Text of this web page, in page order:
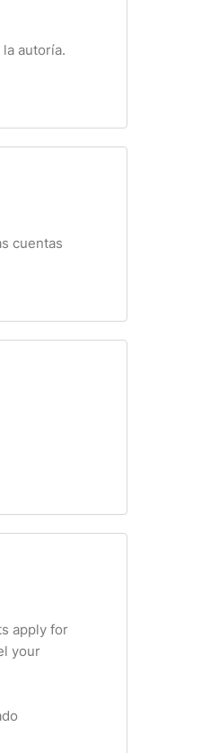
autoría.
cuentas
apply for
your